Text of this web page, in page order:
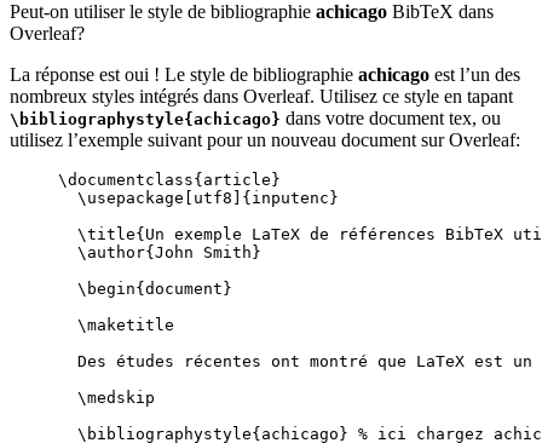
Peut-on utiliser le style de bibliographie achicago BibTeX dans
Overleaf?
La réponse est oui ! Le style de bibliographie achicago est l’un des
nombreux styles intégrés dans Overleaf. Utilisez ce style en tapant
\bibliographystyle{achicago} dans votre document tex, ou
utilisez l’exemple suivant pour un nouveau document sur Overleaf:
\documentclass{ article }
\usepackage
utf8 ]{ inputenc }
\title{Un exemple LaTeX de références
\author{John Smith}
\begin{ document }
\maketitle
Des études récentes ont montré que LaTeX est
\medskip
\bibliographystyle{achicago} % ici chargez